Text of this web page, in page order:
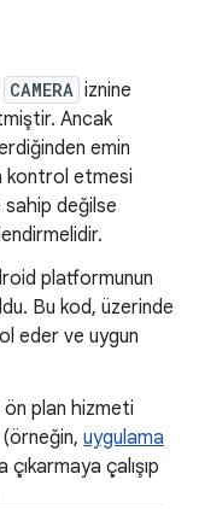
CAMERA iznine
Ancak
emin
kontrol etmesi
sahip değilse
platformunun
Bu kod, üzerinde
eder ve uygun
plan hizmeti
(örneğin, uygulama
çalışıp